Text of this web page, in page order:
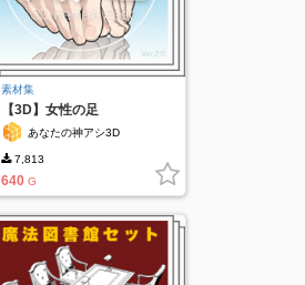
素材集
【3D】女性の足
Ver.2（右・左）
あなたの神アシ3D
7,813
640 G